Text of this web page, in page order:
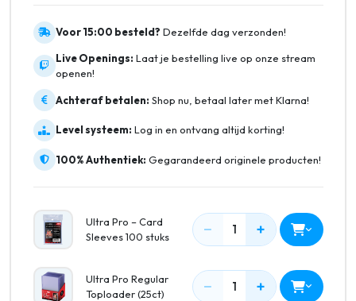
Voor 15:00 besteld? Dezelfde dag verzonden!
Live Openings: Laat je bestelling live op onze stream
openen!
Achteraf betalen: Shop nu, betaal later met Klarna!
Level systeem: Log in en ontvang altijd korting!
100% Authentiek: Gegarandeerd originele producten!
Ultra Pro – Card
Sleeves 100 stuks
− 1 +
Ultra Pro Regular
Toploader (25ct)
− 1 +